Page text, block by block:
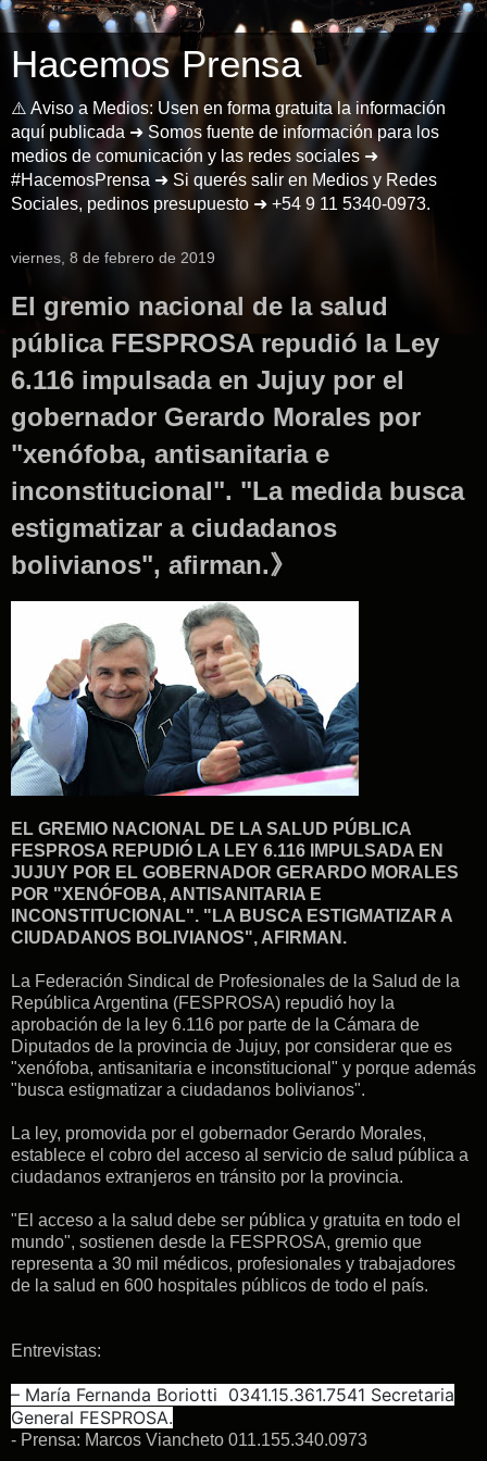
Hacemos Prensa
⚠️ Aviso a Medios: Usen en forma gratuita la información
aquí publicada ➜ Somos fuente de información para los
medios de comunicación y las redes sociales ➜
#HacemosPrensa ➜ Si querés salir en Medios y Redes
Sociales, pedinos presupuesto ➜ +54 9 11 5340-0973.
viernes, 8 de febrero de 2019
El gremio nacional de la salud
pública FESPROSA repudió la Ley
6.116 impulsada en Jujuy por el
gobernador Gerardo Morales por
"xenófoba, antisanitaria e
inconstitucional". "La medida busca
estigmatizar a ciudadanos
bolivianos", afirman.》
EL GREMIO NACIONAL DE LA SALUD PÚBLICA
FESPROSA REPUDIÓ LA LEY 6.116 IMPULSADA EN
JUJUY POR EL GOBERNADOR GERARDO MORALES
POR "XENÓFOBA, ANTISANITARIA E
INCONSTITUCIONAL". "LA BUSCA ESTIGMATIZAR A
CIUDADANOS BOLIVIANOS", AFIRMAN.
La Federación Sindical de Profesionales de la Salud de la
República Argentina (FESPROSA) repudió hoy la
aprobación de la ley 6.116 por parte de la Cámara de
Diputados de la provincia de Jujuy, por considerar que es
"xenófoba, antisanitaria e inconstitucional" y porque además
"busca estigmatizar a ciudadanos bolivianos".
La ley, promovida por el gobernador Gerardo Morales,
establece el cobro del acceso al servicio de salud pública a
ciudadanos extranjeros en tránsito por la provincia.
"El acceso a la salud debe ser pública y gratuita en todo el
mundo", sostienen desde la FESPROSA, gremio que
representa a 30 mil médicos, profesionales y trabajadores
de la salud en 600 hospitales públicos de todo el país.
Entrevistas:
– María Fernanda Boriotti 0341.15.361.7541 Secretaria
General FESPROSA.
- Prensa: Marcos Viancheto 011.155.340.0973